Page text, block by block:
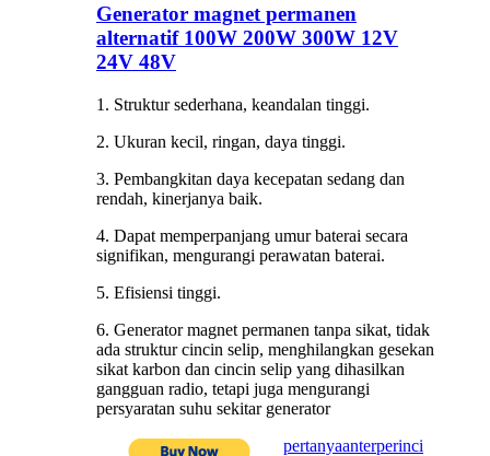
Generator magnet permanen
alternatif 100W 200W 300W 12V
24V 48V
1. Struktur sederhana, keandalan tinggi.
2. Ukuran kecil, ringan, daya tinggi.
3. Pembangkitan daya kecepatan sedang dan
rendah, kinerjanya baik.
4. Dapat memperpanjang umur baterai secara
signifikan, mengurangi perawatan baterai.
5. Efisiensi tinggi.
6. Generator magnet permanen tanpa sikat, tidak
ada struktur cincin selip, menghilangkan gesekan
sikat karbon dan cincin selip yang dihasilkan
gangguan radio, tetapi juga mengurangi
persyaratan suhu sekitar generator
pertanyaanterperinci